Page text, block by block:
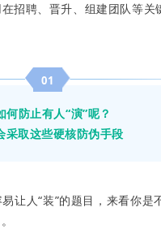
聘、晋升、组建团队等关
01
何防止有人“演”呢？
采取这些硬核防伪手段
让人“装”的题目，来看你